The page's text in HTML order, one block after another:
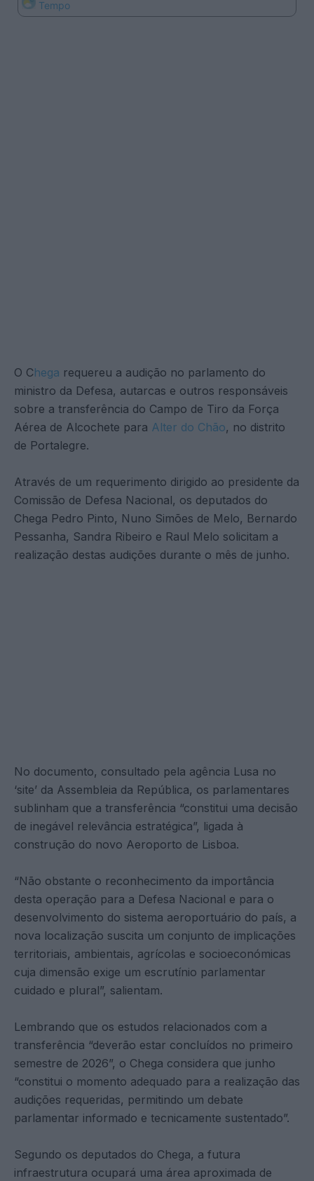
Tempo
O Chega requereu a audição no parlamento do
ministro da Defesa, autarcas e outros responsáveis
sobre a transferência do Campo de Tiro da Força
Aérea de Alcochete para Alter do Chão, no distrito
de Portalegre.
Através de um requerimento dirigido ao presidente da
Comissão de Defesa Nacional, os deputados do
Chega Pedro Pinto, Nuno Simões de Melo, Bernardo
Pessanha, Sandra Ribeiro e Raul Melo solicitam a
realização destas audições durante o mês de junho.
No documento, consultado pela agência Lusa no
‘site’ da Assembleia da República, os parlamentares
sublinham que a transferência “constitui uma decisão
de inegável relevância estratégica”, ligada à
construção do novo Aeroporto de Lisboa.
“Não obstante o reconhecimento da importância
desta operação para a Defesa Nacional e para o
desenvolvimento do sistema aeroportuário do país, a
nova localização suscita um conjunto de implicações
territoriais, ambientais, agrícolas e socioeconómicas
cuja dimensão exige um escrutínio parlamentar
cuidado e plural”, salientam.
Lembrando que os estudos relacionados com a
transferência “deverão estar concluídos no primeiro
semestre de 2026”, o Chega considera que junho
“constitui o momento adequado para a realização das
audições requeridas, permitindo um debate
parlamentar informado e tecnicamente sustentado”.
Segundo os deputados do Chega, a futura
infraestrutura ocupará uma área aproximada de